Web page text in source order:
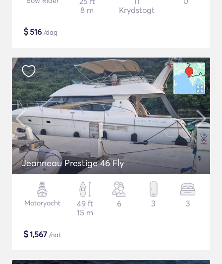
8 m
Krydstogt
$516 /dag
Jeanneau Prestige 46 Fly
Motoryacht
49 ft
15 m
6 3 3
$1,567 /nat